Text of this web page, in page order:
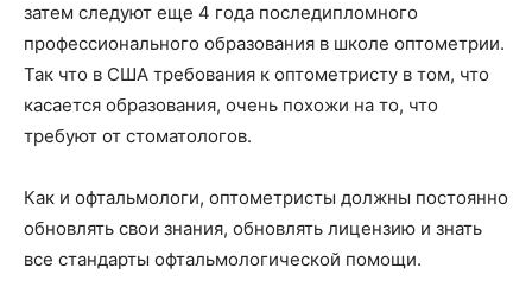
затем следуют еще 4 года последипломного
профессионального образования в школе оптометрии.
Так что в США требования к оптометристу в том, что
касается образования, очень похожи на то, что
требуют от стоматологов.
Как и офтальмологи, оптометристы должны постоянно
обновлять свои знания, обновлять лицензию и знать
все стандарты офтальмологической помощи.